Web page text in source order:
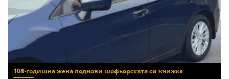
108-годишна жена поднови шофьорската си книжка